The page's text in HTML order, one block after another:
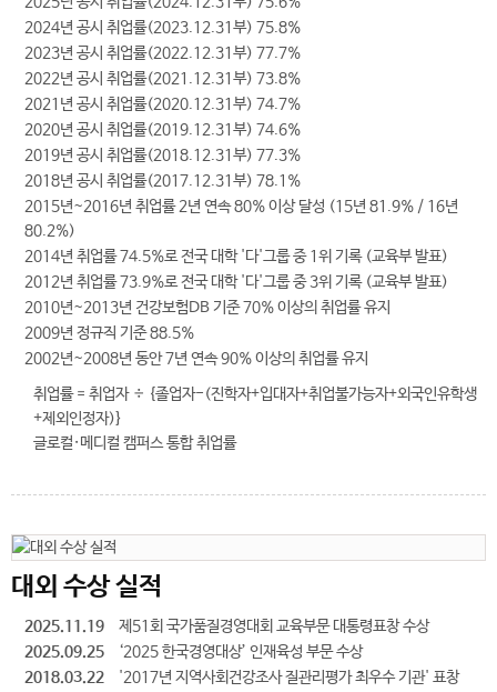
2024년 공시 취업률(2023.12.31부) 75.8%
2023년 공시 취업률(2022.12.31부) 77.7%
2022년 공시 취업률(2021.12.31부) 73.8%
2021년 공시 취업률(2020.12.31부) 74.7%
2020년 공시 취업률(2019.12.31부) 74.6%
2019년 공시 취업률(2018.12.31부) 77.3%
2018년 공시 취업률(2017.12.31부) 78.1%
2015년~2016년 취업률 2년 연속 80% 이상 달성 (15년 81.9% / 16년
80.2%)
2014년 취업률 74.5%로 전국 대학 '다'그룹 중 1위 기록 (교육부 발표)
2012년 취업률 73.9%로 전국 대학 '다'그룹 중 3위 기록 (교육부 발표)
2010년~2013년 건강보험DB 기준 70% 이상의 취업률 유지
2009년 정규직 기준 88.5%
2002년~2008년 동안 7년 연속 90% 이상의 취업률 유지
취업률 = 취업자 ÷ {졸업자-(진학자+입대자+취업불가능자+외국인유학생
+제외인정자)}
글로컬·메디컬 캠퍼스 통합 취업률
대외 수상 실적
2025.11.19
제51회 국가품질경영대회 교육부문 대통령표창 수상
2025.09.25
‘2025 한국경영대상’ 인재육성 부문 수상
2018.03.22
'2017년 지역사회건강조사 질관리평가 최우수 기관' 표창